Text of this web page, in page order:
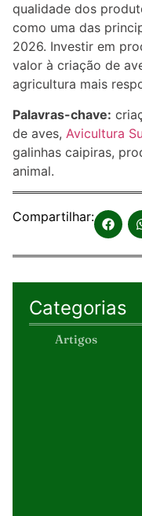
qualidade dos
como uma das
2026. Investir em
valor à criação de
agricultura mais
Palavras-chave:
de aves, Avicultura
galinhas caipiras,
animal.
Compartilhar:
Categorias
Artigos